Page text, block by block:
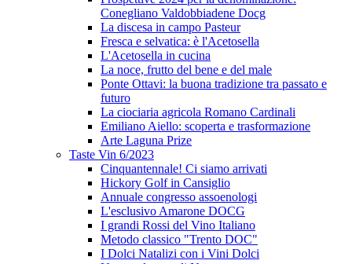
Conegliano Valdobbiadene Docg
La discesa in campo Pasteur
Fresca e selvatica: è l'Acetosella
L'Acetosella in cucina
La noce, frutto del bene e del male
Ponte Ottavi: la buona tradizione tra passato e
futuro
La ciociaria agricola Romano Cardinali
Emiliano Aiello: scoperta e trasformazione
Arte Laguna Prize
Taste Vin 6/2023
Cinquantennale! Ci siamo arrivati
Hickory Golf in Cansiglio
Annuale congresso assoenologi
L'esclusivo Amarone DOCG
I grandi Rossi del Vino Italiano
Metodo classico "Trento DOC"
I Dolci Natalizi con i Vini Dolci